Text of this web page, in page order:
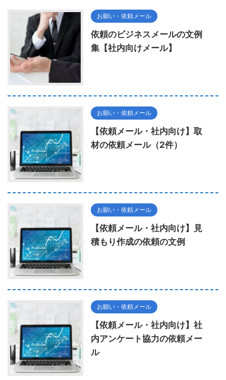
お願い・依頼メール
依頼のビジネスメールの文例
集【社内向けメール】
お願い・依頼メール
【依頼メール・社内向け】取
材の依頼メール（2件）
お願い・依頼メール
【依頼メール・社内向け】見
積もり作成の依頼の文例
お願い・依頼メール
【依頼メール・社内向け】社
内アンケート協力の依頼メー
ル